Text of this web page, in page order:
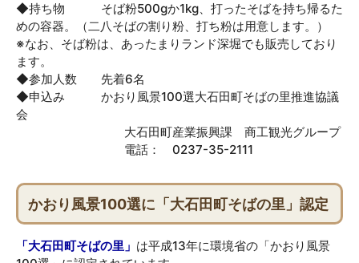
◆持ち物 そば粉500gか1kg、打ったそばを持ち帰るた
めの容器。（二八そばの割り粉、打ち粉は用意します。）
※なお、そば粉は、あったまりランド深堀でも販売しており
ます。
◆参加人数 先着6名
◆申込み かおり風景100選大石田町そばの里推進協議
会
大石田町産業振興課 商工観光グループ
電話： 0237-35-2111
かおり風景100選に「大石田町そばの里」認定
「大石田町そばの里」 は平成13年に環境省の「かおり風景